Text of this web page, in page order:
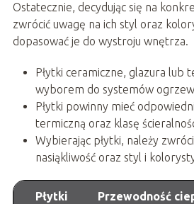
Ostatecznie, decydując się na
zwrócić uwagę na ich styl oraz
dopasować je do wystroju wnętrza.
Płytki ceramiczne, glazura lub
wyborem do systemów
Płytki powinny mieć
termiczną oraz klasę
Wybierając płytki, należy
nasiąkliwość oraz styl i
Płytki Przewodność